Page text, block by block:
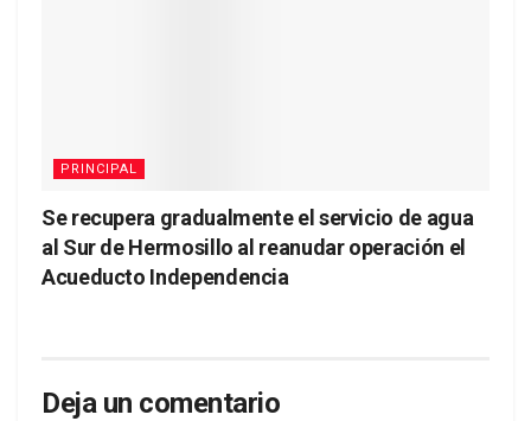
PRINCIPAL
Se recupera gradualmente el servicio de agua
al Sur de Hermosillo al reanudar operación el
Acueducto Independencia
Deja un comentario